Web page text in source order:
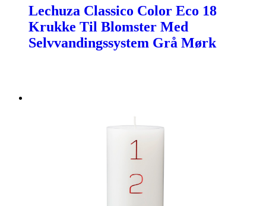
Lechuza Classico Color Eco 18
Krukke Til Blomster Med
Selvvandingssystem Grå Mørk